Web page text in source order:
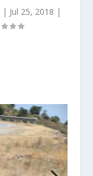
| Jul 25, 2018 |